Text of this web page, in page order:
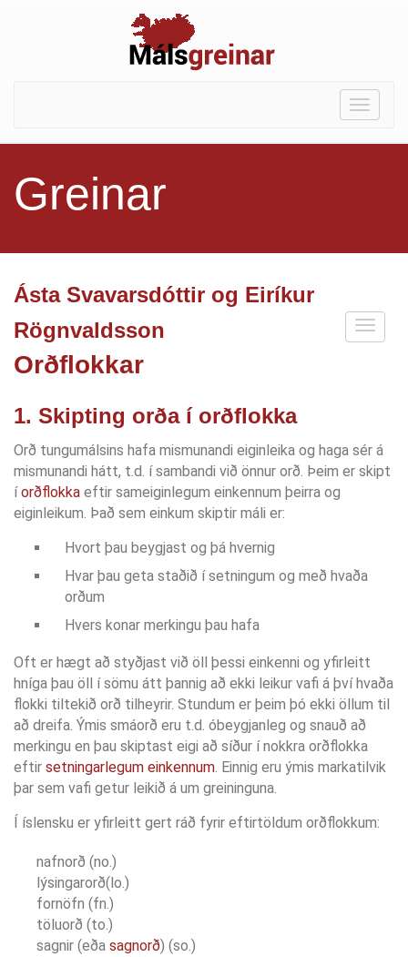
Toggle
Greinar
Ásta Svavarsdóttir og Eiríkur
Rögnvaldsson
Orðflokkar
1. Skipting orða í orðflokka
Orð tungumálsins hafa mismunandi eiginleika og haga sér á
mismunandi hátt, t.d. í sambandi við önnur orð. Þeim er skipt
íorðflokka eftir sameiginlegum einkennum þeirra og
eiginleikum. Það sem einkum skiptir máli er:
Hvort þau beygjast og þá hvernig
Hvar þau geta staðið í setningum og með hvaða
orðum
Hvers konar merkingu þau hafa
Oft er hægt að styðjast við öll þessi einkenni og yfirleitt
hníga þau öll í sömu átt þannig að ekki leikur vafi á því hvaða
flokki tiltekið orð tilheyrir. Stundum er þeim þó ekki öllum til
að dreifa. Ýmis smáorð eru t.d. óbeygjanleg og snauð að
merkingu en þau skiptast eigi að síður í nokkra orðflokka
eftir setningarlegum einkennum. Einnig eru ýmis markatilvik
þar sem vafi getur leikið á um greininguna.
Í íslensku er yfirleitt gert ráð fyrir eftirtöldum orðflokkum:
nafnorð (no.)
lýsingarorð(lo.)
fornöfn (fn.)
töluorð (to.)
sagnir (eða sagnorð) (so.)